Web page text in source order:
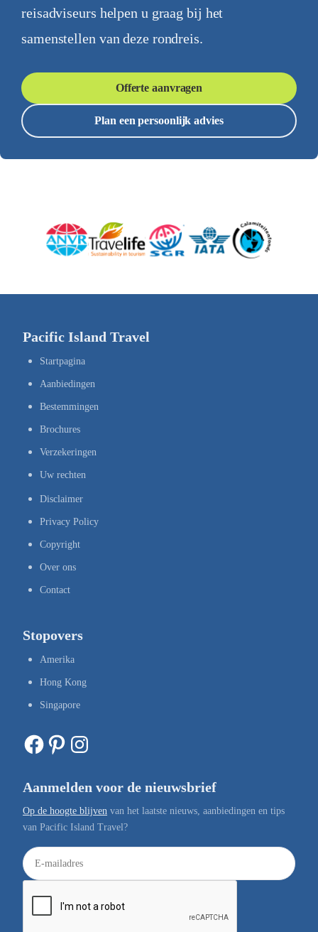
reisadviseurs helpen u graag bij het
samenstellen van deze rondreis.
Offerte aanvragen
Plan een persoonlijk advies
Pacific Island Travel
Startpagina
Aanbiedingen
Bestemmingen
Brochures
Verzekeringen
Uw rechten
Disclaimer
Privacy Policy
Copyright
Over ons
Contact
Stopovers
Amerika
Hong Kong
Singapore
Facebook Pinterest Instagram
Aanmelden voor de nieuwsbrief
Op de hoogte blijven van het laatste nieuws, aanbiedingen en tips
van Pacific Island Travel?
E
-